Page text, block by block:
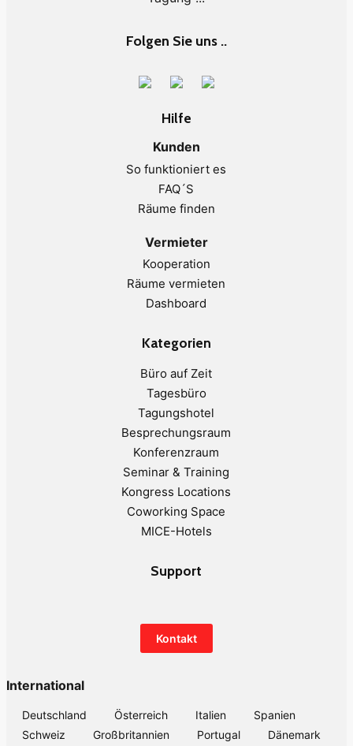
Folgen Sie uns ..
Hilfe
Kunden
So funktioniert es
FAQ´S
Räume finden
Vermieter
Kooperation
Räume vermieten
Dashboard
Kategorien
Büro auf Zeit
Tagesbüro
Tagungshotel
Besprechungsraum
Konferenzraum
Seminar & Training
Kongress Locations
Coworking Space
MICE-Hotels
Support
Kontakt
International
Deutschland Österreich Italien
Spanien
Schweiz
Großbritannien Portugal
Dänemark